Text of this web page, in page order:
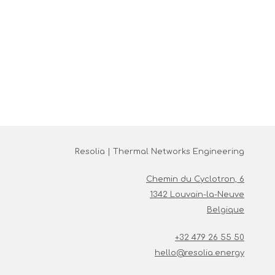
Resolia | Thermal Networks Engineering
Chemin du Cyclotron, 6
1342 Louvain-la-Neuve
Belgique
+32 479 26 55 50
hello@resolia.energy